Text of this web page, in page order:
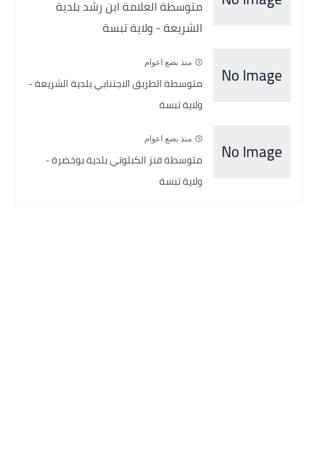
متوسطة العلامة ابن رشد بلدية
الشريعة - ولاية تبسة
منذ بضع اعوام
متوسطة الطريق الاجتنابي بلدية الشريعة -
ولاية تبسة
منذ بضع اعوام
متوسطة قنز الكبلوتي بلدية بوخضرة -
ولاية تبسة